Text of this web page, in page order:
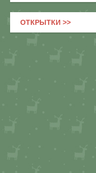
ОТКРЫТКИ >>